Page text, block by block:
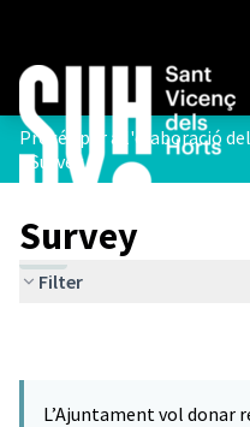
/Survey
Survey
Filter
L’Ajuntament vol donar